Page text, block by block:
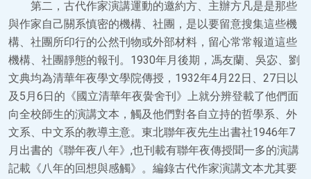
第二，古代作家演講運動的邀約方、主辦方凡是是那些
與作家自己關系慎密的機構、社團，是以要留意搜集這些機
構、社團所印行的公然刊物或外部材料，留心常常報道這些
機構、社團靜態的報刊。1930年月後期，馮友蘭、吳宓、劉
文典均為清華年夜學文學院傳授，1932年4月22日、27日以
及5月6日的《國立清華年夜黌舍刊》上就分辨登載了他們面
向全校師生的演講文本，觸及他們對各自立持的哲學系、外
文系、中文系的教導主意。東北聯年夜先生出書社1946年7
月出書的《聯年夜八年》,也刊載有聯年夜傳授聞一多的演講
記載《八年的回想與感觸》。編錄古代作家演講文本尤其要